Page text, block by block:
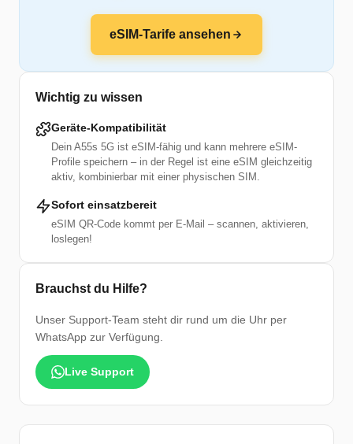
eSIM-Tarife ansehen
Wichtig zu wissen
Geräte-Kompatibilität
Dein A55s 5G ist eSIM-fähig und kann mehrere eSIM-
Profile speichern – in der Regel ist eine eSIM gleichzeitig
aktiv, kombinierbar mit einer physischen SIM.
Sofort einsatzbereit
eSIM QR-Code kommt per E-Mail – scannen, aktivieren,
loslegen!
Brauchst du Hilfe?
Unser Support-Team steht dir rund um die Uhr per
WhatsApp zur Verfügung.
Live Support